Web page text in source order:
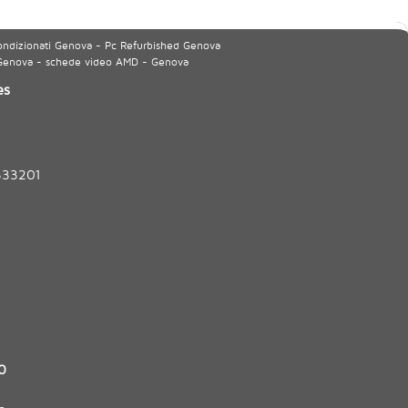
Genova - Pc Refurbished Genova
- schede video AMD - Genova